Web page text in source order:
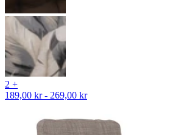
2 +
189,00 kr - 269,00 kr